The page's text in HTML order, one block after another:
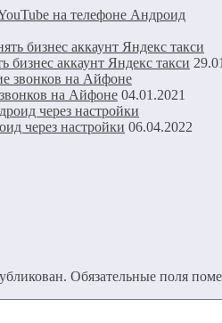
на телефоне Андроид
бизнес аккаунт Яндекс такси
на Айфоне 04.01.2021
через настройки 06.04.2022
Обязательные поля